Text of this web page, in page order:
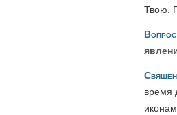
Твою,
время